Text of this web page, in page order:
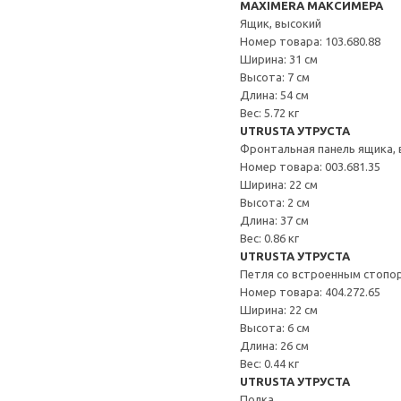
MAXIMERA МАКСИМЕРА
Ящик, высокий
Номер товара: 103.680.88
Ширина: 31 см
Высота: 7 см
Длина: 54 см
Вес: 5.72 кг
UTRUSTA УТРУСТА
Фронтальная панель ящика,
Номер товара: 003.681.35
Ширина: 22 см
Высота: 2 см
Длина: 37 см
Вес: 0.86 кг
UTRUSTA УТРУСТА
Петля со встроенным
Номер товара: 404.272.65
Ширина: 22 см
Высота: 6 см
Длина: 26 см
Вес: 0.44 кг
UTRUSTA УТРУСТА